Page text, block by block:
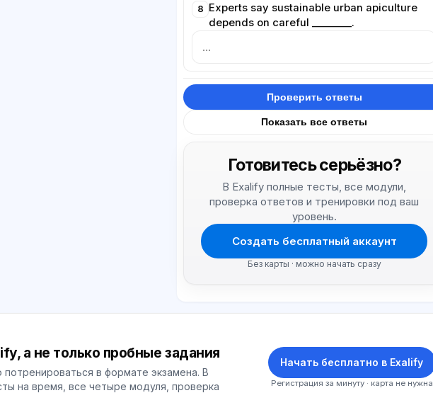
8
Experts say sustainable urban apiculture
depends on careful ________.
Проверить ответы
Показать все ответы
Готовитесь серьёзно?
В Exalify полные тесты, все модули,
проверка ответов и тренировки под ваш
уровень.
Создать бесплатный аккаунт
Без карты · можно начать сразу
а не только пробные задания
в формате экзамена. В
на время, все четыре модуля, проверка
Начать бесплатно в Exalify
Регистрация за минуту · карта не нужна